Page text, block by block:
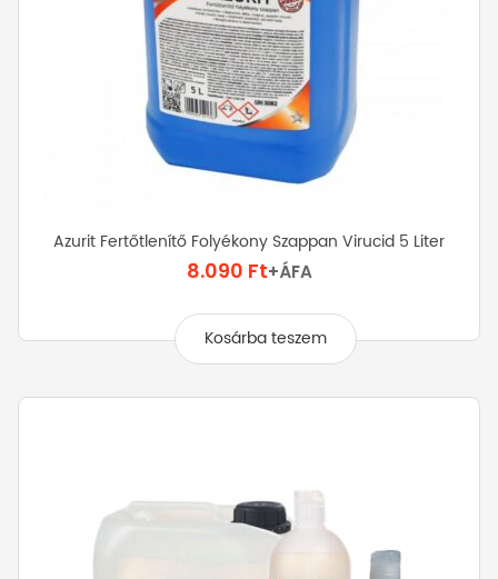
Azurit Fertőtlenítő Folyékony Szappan Virucid 5 Liter
8.090 Ft+ÁFA
Kosárba teszem